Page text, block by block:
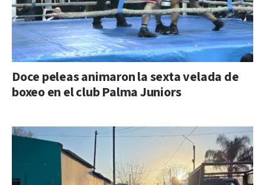
Doce peleas animaron la sexta velada de
boxeo en el club Palma Juniors